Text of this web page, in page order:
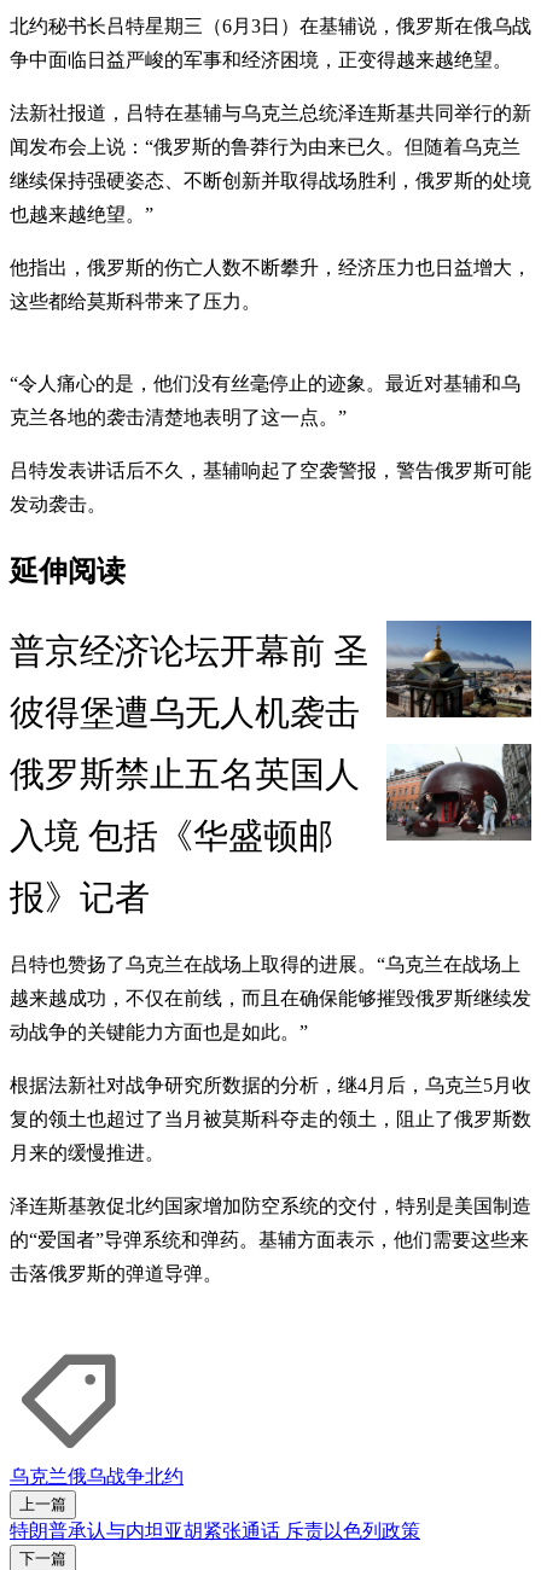
北约秘书长吕特星期三（6月3日）在基辅说，俄罗斯在俄乌战
争中面临日益严峻的军事和经济困境，正变得越来越绝望。
法新社报道，吕特在基辅与乌克兰总统泽连斯基共同举行的新
闻发布会上说：“俄罗斯的鲁莽行为由来已久。但随着乌克兰
继续保持强硬姿态、不断创新并取得战场胜利，俄罗斯的处境
也越来越绝望。”
他指出，俄罗斯的伤亡人数不断攀升，经济压力也日益增大，
这些都给莫斯科带来了压力。
“令人痛心的是，他们没有丝毫停止的迹象。最近对基辅和乌
克兰各地的袭击清楚地表明了这一点。”
吕特发表讲话后不久，基辅响起了空袭警报，警告俄罗斯可能
发动袭击。
延伸阅读
普京经济论坛开幕前 圣
彼得堡遭乌无人机袭击
俄罗斯禁止五名英国人
入境 包括《华盛顿邮
报》记者
吕特也赞扬了乌克兰在战场上取得的进展。“乌克兰在战场上
越来越成功，不仅在前线，而且在确保能够摧毁俄罗斯继续发
动战争的关键能力方面也是如此。”
根据法新社对战争研究所数据的分析，继4月后，乌克兰5月收
复的领土也超过了当月被莫斯科夺走的领土，阻止了俄罗斯数
月来的缓慢推进。
泽连斯基敦促北约国家增加防空系统的交付，特别是美国制造
的“爱国者”导弹系统和弹药。基辅方面表示，他们需要这些来
击落俄罗斯的弹道导弹。
乌克兰俄乌战争北约
上一篇
特朗普承认与内坦亚胡紧张通话 斥责以色列政策
下一篇